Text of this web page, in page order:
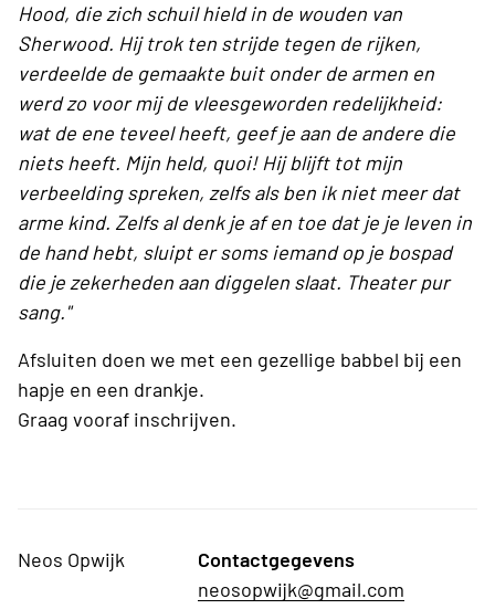
Hood, die zich schuil hield in de wouden van
Sherwood. Hij trok ten strijde tegen de rijken,
verdeelde de gemaakte buit onder de armen en
werd zo voor mij de vleesgeworden redelijkheid:
wat de ene teveel heeft, geef je aan de andere die
niets heeft. Mijn held, quoi! Hij blijft tot mijn
verbeelding spreken, zelfs als ben ik niet meer dat
arme kind. Zelfs al denk je af en toe dat je je leven in
de hand hebt, sluipt er soms iemand op je bospad
die je zekerheden aan diggelen slaat. Theater pur
sang."
Afsluiten doen we met een gezellige babbel bij een
hapje en een drankje.
Graag vooraf inschrijven.
Neos Opwijk
Contactgegevens
neosopwijk@gmail.com